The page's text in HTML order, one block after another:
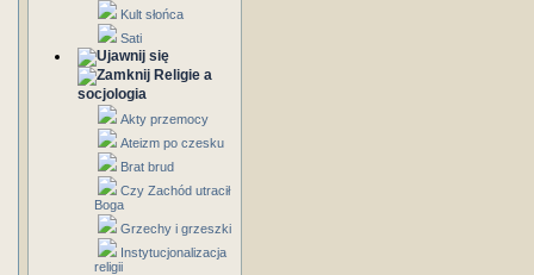
Kult słońca
Sati
Religie a
socjologia
Akty przemocy
Ateizm po czesku
Brat brud
Czy Zachód utracił
Boga
Grzechy i grzeszki
Instytucjonalizacja
religii